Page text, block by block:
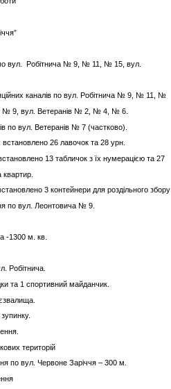
по вул. Робітнича № 9, № 11, № 15, вул.
каналів по вул. Робітнича № 9, № 11, №
№ 9, вул. Ветеранів № 2, № 4, № 6.
по вул. Ветеранів № 7 (частково).
26 лавочок та 28 урн.
13 табличок з їх нумерацією та 27
квартир.
3 контейнери для роздільного збору
по вул. Леонтовича № 9.
-1300 м. кв.
Робітнича.
та 1 спортивний майданчик.
територій
по вул. Червоне Заріччя – 300 м.